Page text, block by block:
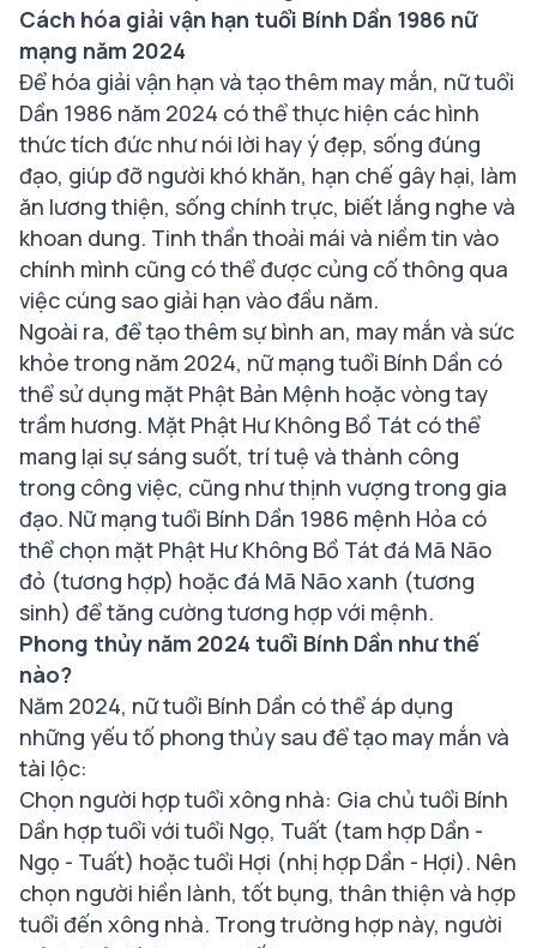
Cách hóa giải vận hạn tuổi Bính Dần 1986 nữ
mạng năm 2024
Để hóa giải vận hạn và tạo thêm may mắn, nữ tuổi
Dần 1986 năm 2024 có thể thực hiện các hình
thức tích đức như nói lời hay ý đẹp, sống đúng
đạo, giúp đỡ người khó khăn, hạn chế gây hại, làm
ăn lương thiện, sống chính trực, biết lắng nghe và
khoan dung. Tinh thần thoải mái và niềm tin vào
chính mình cũng có thể được củng cố thông qua
việc cúng sao giải hạn vào đầu năm.
Ngoài ra, để tạo thêm sự bình an, may mắn và sức
khỏe trong năm 2024, nữ mạng tuổi Bính Dần có
thể sử dụng mặt Phật Bản Mệnh hoặc vòng tay
trầm hương. Mặt Phật Hư Không Bồ Tát có thể
mang lại sự sáng suốt, trí tuệ và thành công
trong công việc, cũng như thịnh vượng trong gia
đạo. Nữ mạng tuổi Bính Dần 1986 mệnh Hỏa có
thể chọn mặt Phật Hư Không Bồ Tát đá Mã Não
đỏ (tương hợp) hoặc đá Mã Não xanh (tương
sinh) để tăng cường tương hợp với mệnh.
Phong thủy năm 2024 tuổi Bính Dần như thế
nào?
Năm 2024, nữ tuổi Bính Dần có thể áp dụng
những yếu tố phong thủy sau để tạo may mắn và
tài lộc:
Chọn người hợp tuổi xông nhà: Gia chủ tuổi Bính
Dần hợp tuổi với tuổi Ngọ, Tuất (tam hợp Dần -
Ngọ - Tuất) hoặc tuổi Hợi (nhị hợp Dần - Hợi). Nên
chọn người hiền lành, tốt bụng, thân thiện và hợp
tuổi đến xông nhà. Trong trường hợp này, người